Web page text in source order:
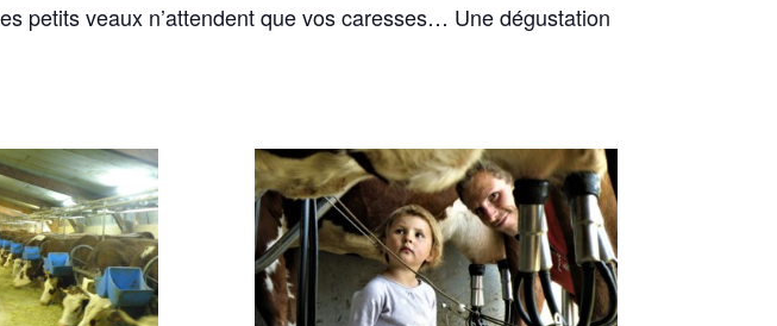
petits veaux n’attendent que vos caresses… Une dégustation